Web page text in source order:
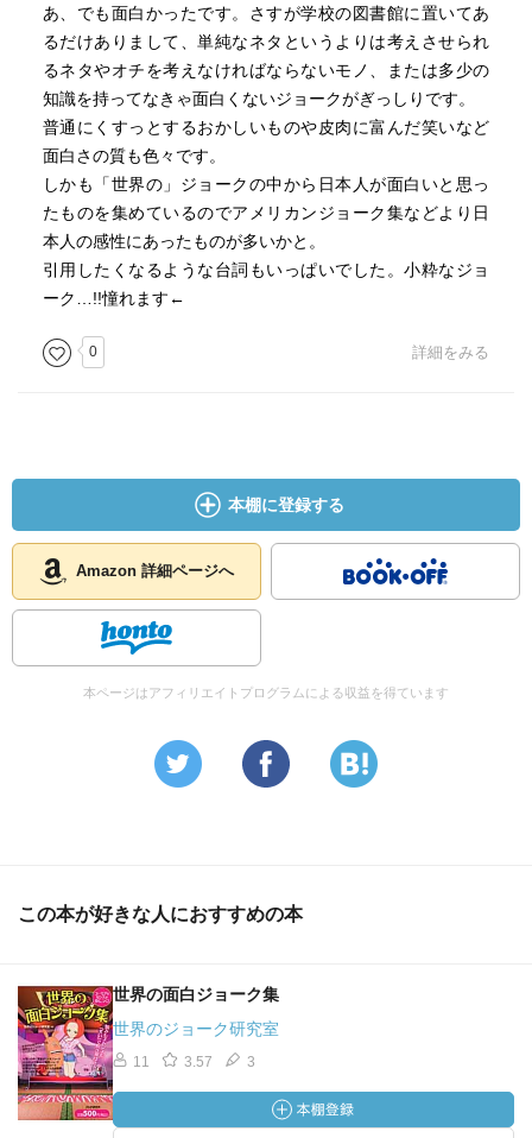
あ、でも面白かったです。さすが学校の図書館に置いてあ
るだけありまして、単純なネタというよりは考えさせられ
るネタやオチを考えなければならないモノ、または多少の
知識を持ってなきゃ面白くないジョークがぎっしりです。
普通にくすっとするおかしいものや皮肉に富んだ笑いなど
面白さの質も色々です。
しかも「世界の」ジョークの中から日本人が面白いと思っ
たものを集めているのでアメリカンジョーク集などより日
本人の感性にあったものが多いかと。
引用したくなるような台詞もいっぱいでした。小粋なジョ
ーク…!!憧れます←
0 詳細をみる
本棚に登録する
Amazon 詳細ページへ
本ページはアフィリエイトプログラムによる収益を得ています
この本が好きな人におすすめの本
世界の面白ジョーク集
世界のジョーク研究室
11 3.57 3